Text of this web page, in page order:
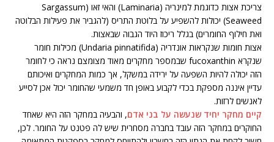
צריכת אצות כדוגמת למינריה (Laminaria) והאי זאו (Sargassum
Seaweed) יכולות להשפיע על בלוטת התריס (להגביר את פעילות הבלוטה
ואת חילוף החומרים) בגלל ריכוז היוד הגבוה שבאצות.
אצות חומות שנקראות אונדריה (Undaria pinnatifida) מכילות חומר
שנקרא fucoxanthin שבמספר מחקרים מאוד מצומצם נראה כי לחומר
הזה יכולה להיות השפעה על ירידה במשקל, אך כמות המחקרים ואיכותם
עדיין איננה מספקת בכדי לקבוע באופן חד משמעי שהחומר יכול אכן לסייע
לאנשים לרזות.
קיים מחקר יחיד שנעשה על בני אדם, והבעיה במחקר הזה היא שאחד
החוקרים במחקר הזה עובד בחברה מסחרית שיש לה פטנט על החומר. לכן,